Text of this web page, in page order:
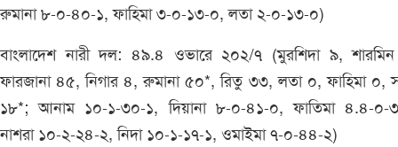
রুমানা ৮-০-৪০-১, ফাহিমা ৩-০-১৩-০, লতা ২-০-১৩-০)
বাংলাদেশ নারী দল: ৪৯.৪ ওভারে ২০২/৭ (মুরশিদা ৯,
ফারজানা ৪৫, নিগার ৪, রুমানা ৫০*, রিতু ৩৩, লতা ০, ফাহিমা ০,
১৮*; আনাম ১০-১-৩০-১, দিয়ানা ৮-০-৪১-০, ফাতিমা ৪.৪-০-
নাশরা ১০-২-২৪-২, নিদা ১০-১-১৭-১, ওমাইমা ৭-০-৪৪-২)